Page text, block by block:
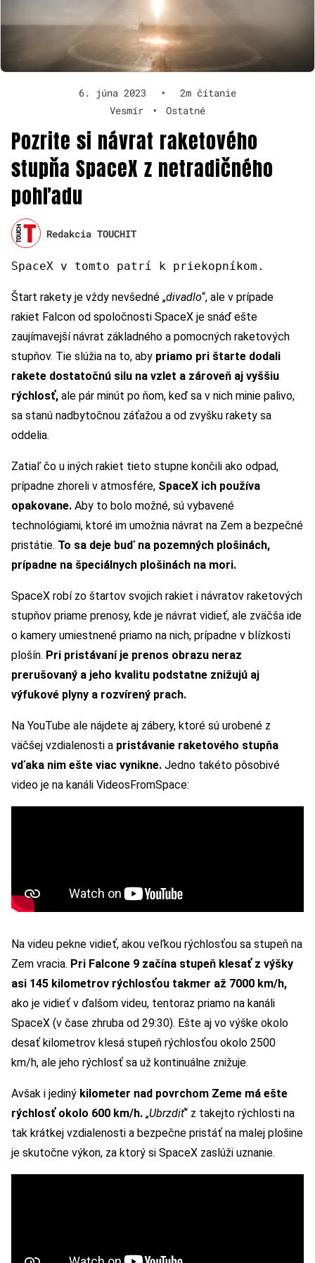
6. júna 2023 •
2m čítanie
Vesmír
• Ostatné
Pozrite si návrat raketového
stupňa SpaceX z netradičného
pohľadu
Redakcia TOUCHIT
SpaceX v tomto patrí k priekopníkom.
Štart rakety je vždy nevšedné „divadlo“, ale v prípade
rakiet Falcon od spoločnosti SpaceX je snáď ešte
zaujímavejší návrat základného a pomocných raketových
stupňov. Tie slúžia na to, aby priamo pri štarte dodali
rakete dostatočnú silu na vzlet a zároveň aj vyššiu
rýchlosť, ale pár minút po ňom, keď sa v nich minie palivo,
sa stanú nadbytočnou záťažou a od zvyšku rakety sa
oddelia.
Zatiaľ čo u iných rakiet tieto stupne končili ako odpad,
prípadne zhoreli v atmosfére, SpaceX ich používa
opakovane. Aby to bolo možné, sú vybavené
technológiami, ktoré im umožnia návrat na Zem a bezpečné
pristátie. To sa deje buď na pozemných plošinách,
prípadne na špeciálnych plošinách na mori.
SpaceX robí zo štartov svojich rakiet i návratov raketových
stupňov priame prenosy, kde je návrat vidieť, ale zväčša ide
o kamery umiestnené priamo na nich, prípadne v blízkosti
plošín. Pri pristávaní je prenos obrazu neraz
prerušovaný a jeho kvalitu podstatne znižujú aj
výfukové plyny a rozvírený prach.
Na YouTube ale nájdete aj zábery, ktoré sú urobené z
väčšej vzdialenosti a pristávanie raketového stupňa
vďaka nim ešte viac vynikne. Jedno takéto pôsobivé
video je na kanáli VideosFromSpace:
Na videu pekne vidieť, akou veľkou rýchlosťou sa stupeň na
Zem vracia. Pri Falcone 9 začína stupeň klesať z výšky
asi 145 kilometrov rýchlosťou takmer až 7000 km/h,
ako je vidieť v ďalšom videu, tentoraz priamo na kanáli
SpaceX (v čase zhruba od 29:30). Ešte aj vo výške okolo
desať kilometrov klesá stupeň rýchlosťou okolo 2500
km/h, ale jeho rýchlosť sa už kontinuálne znižuje.
Avšak i jediný kilometer nad povrchom Zeme má ešte
rýchlosť okolo 600 km/h. „Ubrzdiť“ z takejto rýchlosti na
tak krátkej vzdialenosti a bezpečne pristáť na malej plošine
je skutočne výkon, za ktorý si SpaceX zaslúži uznanie.